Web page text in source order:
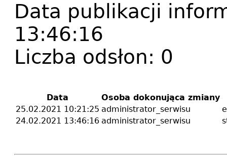
Data publikacji
13:46:16
Liczba odsłon: 0
Data
Osoba dokonująca zmiany
25.02.2021 10:21:25 administrator_serwisu
24.02.2021 13:46:16 administrator_serwisu